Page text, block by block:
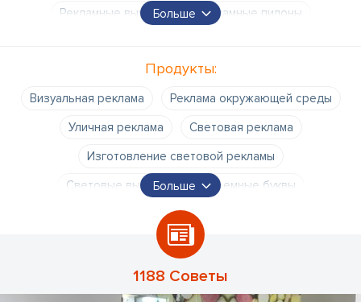
Рекламные вывески
Рекламные пилоны
Реклама на остановках транспорта
Больше
Продукты:
Визуальная реклама
Реклама окружающей среды
Уличная реклама
Световая реклама
Изготовление световой рекламы
Световые вывески
Объемные буквы
Вывески
Алюминиевые буквы
Буквы из пенопласта
Буквы из оргстекла
Больше
1188 Советы